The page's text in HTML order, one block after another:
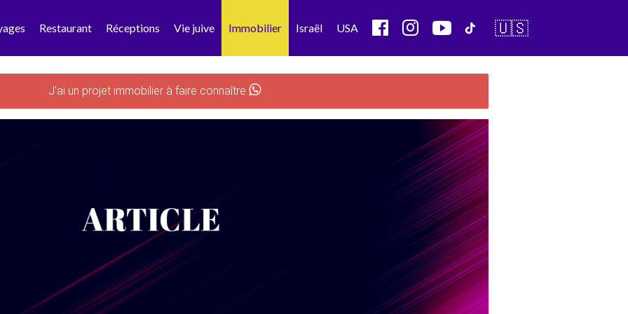
Restaurant Réceptions Vie juive Immobilier Israël USA 🇺🇸
J'ai un projet immobilier à faire connaître